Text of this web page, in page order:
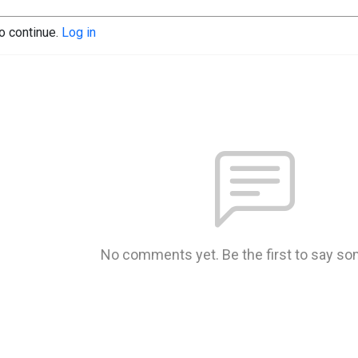
continue. Log in
No comments yet. Be the first to say